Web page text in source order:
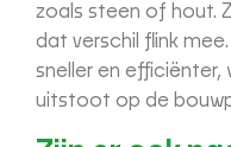
zoals steen of hout.
dat verschil flink
sneller en
uitstoot op de